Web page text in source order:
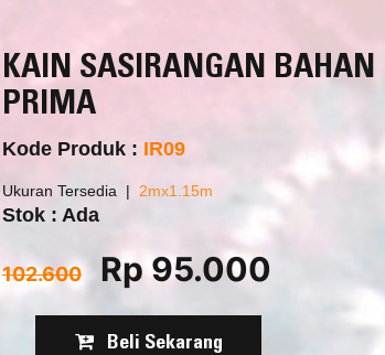
KAIN SASIRANGAN BAHAN
PRIMA
Kode Produk : IR09
Ukuran Tersedia 2mx1.15m
Stok : Ada
102.600 Rp 95.000
Beli Sekarang